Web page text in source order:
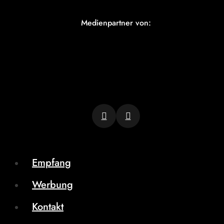
Medienpartner von:
Empfang
Werbung
Kontakt